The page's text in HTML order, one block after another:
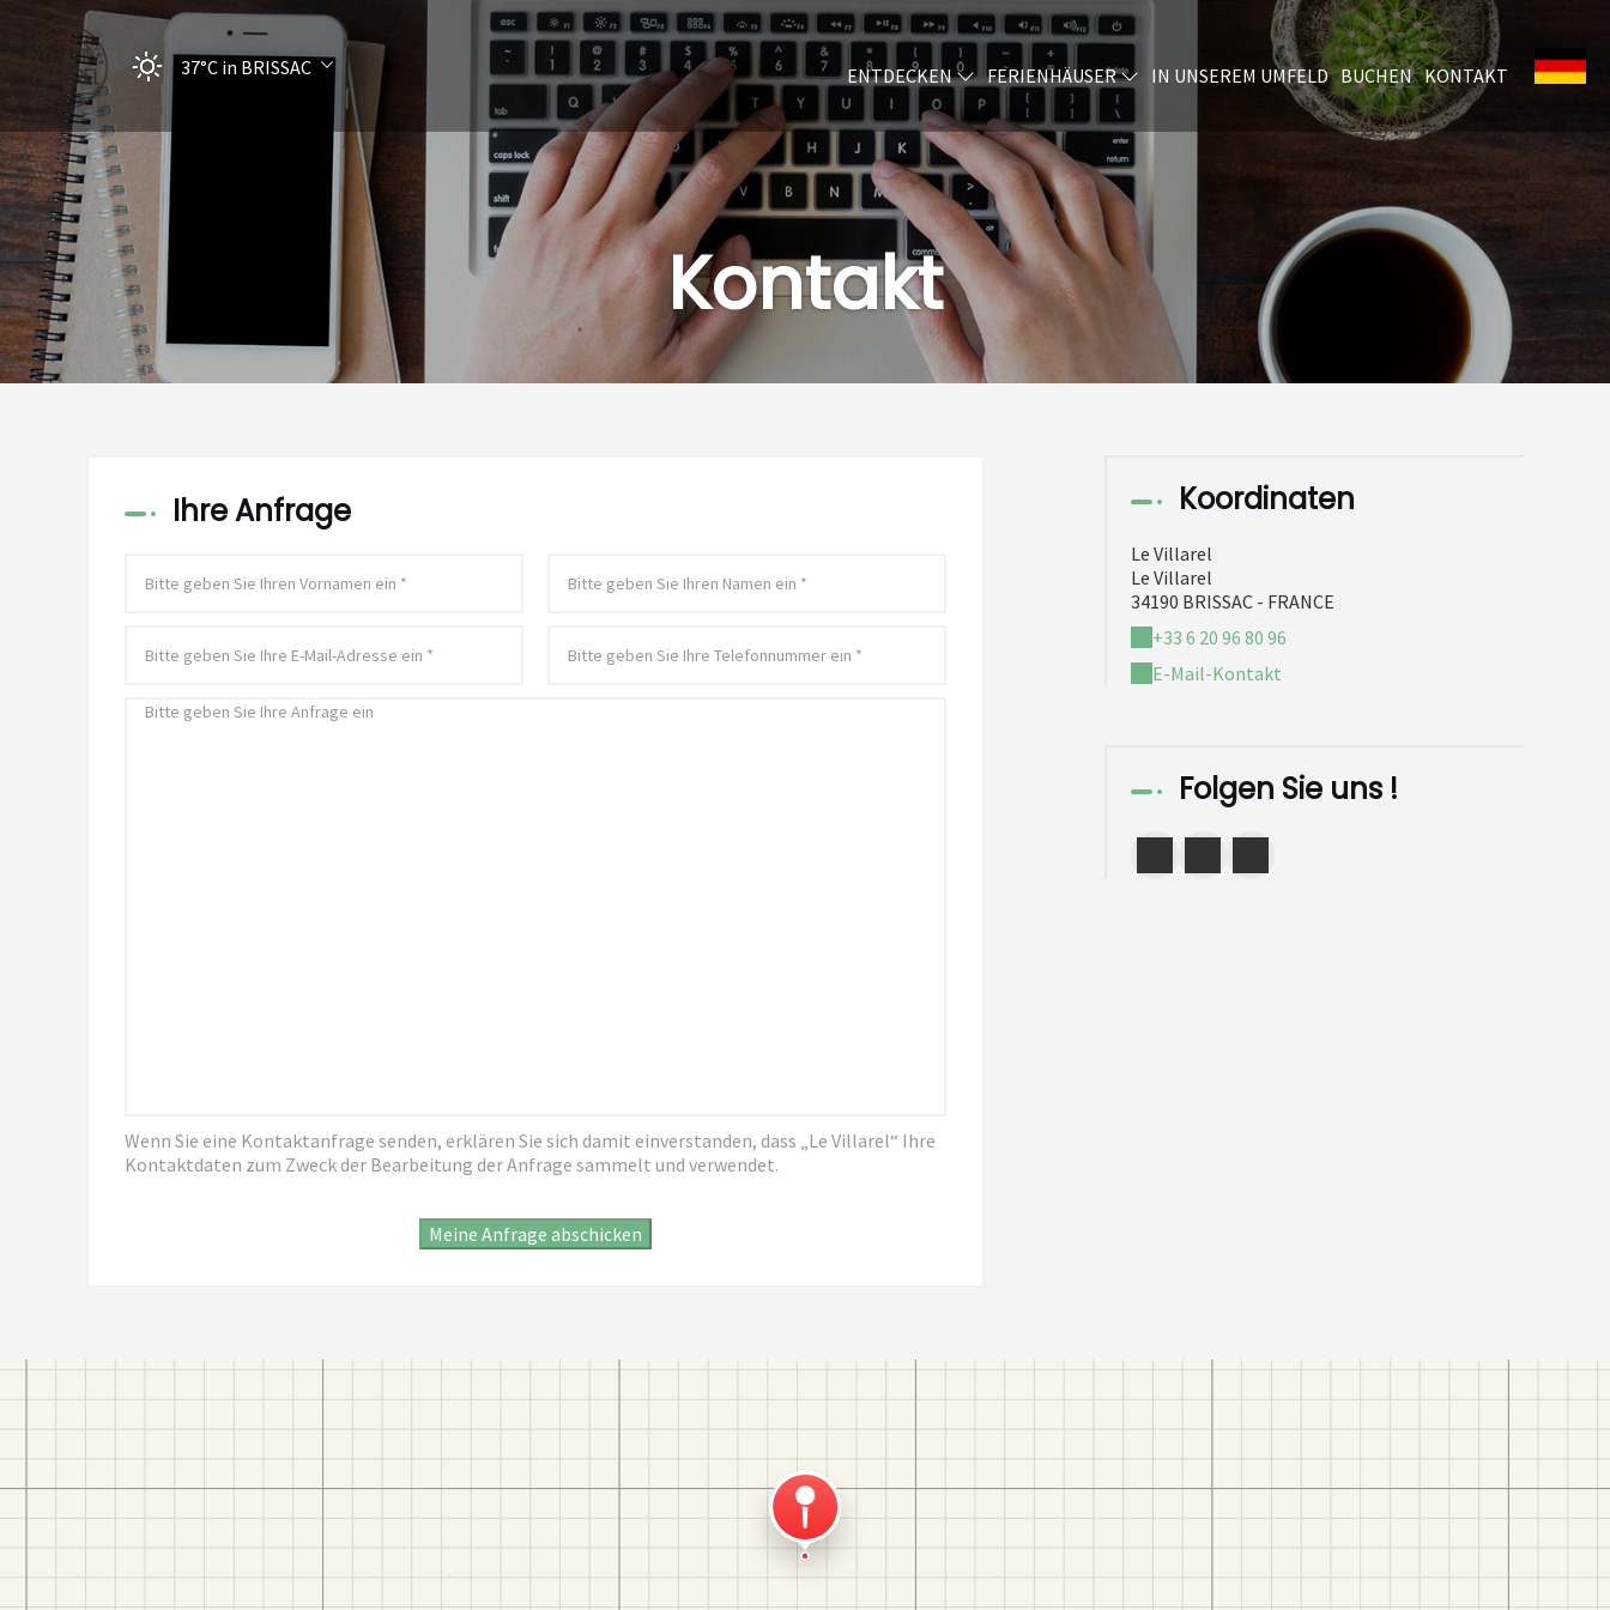
37°C in BRISSAC ENTDECKEN FERIENHÄUSER IN UNSEREM UMFELD BUCHEN KONTAKT
Kontakt
Ihre Anfrage
Wenn Sie eine Kontaktanfrage senden, erklären Sie sich damit einverstanden, dass „Le Villarel“ Ihre
Kontaktdaten zum Zweck der Bearbeitung der Anfrage sammelt und verwendet.
Koordinaten
Le Villarel
Le Villarel
34190 BRISSAC - FRANCE
+33 6 20 96 80 96
E-Mail-Kontakt
Folgen Sie uns !